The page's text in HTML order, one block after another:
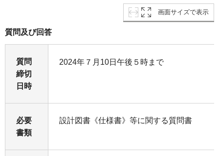
画面サイズで表示
質問及び回答
質問
締切
日時
2024年７月10日午後５時まで
必要
書類
設計図書《仕様書》等に関する質問書